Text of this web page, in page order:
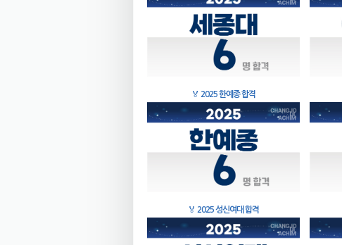
🏅 2025 한예종 합격
🏅 2025 성신여대 합격